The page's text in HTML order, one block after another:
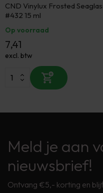
CND Vinylux Frosted
#432 15 ml
Op voorraad
7,41
excl. btw
Meld je aan
nieuwsbrief!
Ontvang €5,- korting en